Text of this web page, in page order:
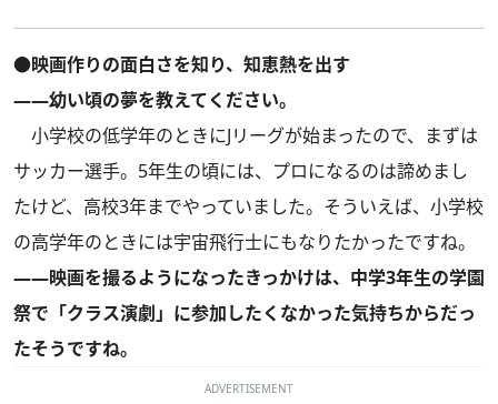
●映画作りの面白さを知り、知恵熱を出す
――幼い頃の夢を教えてください。
小学校の低学年のときにJリーグが始まったので、まずは
サッカー選手。5年生の頃には、プロになるのは諦めまし
たけど、高校3年までやっていました。そういえば、小学校
の高学年のときには宇宙飛行士にもなりたかったですね。
――映画を撮るようになったきっかけは、中学3年生の学園
祭で「クラス演劇」に参加したくなかった気持ちからだっ
たそうですね。
ADVERTISEMENT